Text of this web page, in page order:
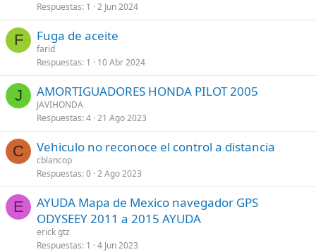
Respuestas 1 2 Jun 2024
F Fuga de aceite
farid
Respuestas 1 10 Abr 2024
J AMORTIGUADORES HONDA PILOT 2005
JAVIHONDA
Respuestas 4 21 Ago 2023
C Vehiculo no reconoce el control a distancia
cblancop
Respuestas 0 2 Ago 2023
E
AYUDA Mapa de Mexico navegador GPS
ODYSEEY 2011 a 2015 AYUDA
erick gtz
Respuestas 1 4 Jun 2023